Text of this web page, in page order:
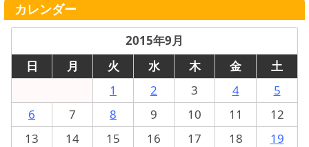
カレンダー
2015年9月
日
月 火 水 木 金
土
1
2 3 4
5
6
7 8 9 10 11
12
13
14 15 16 17 18
19